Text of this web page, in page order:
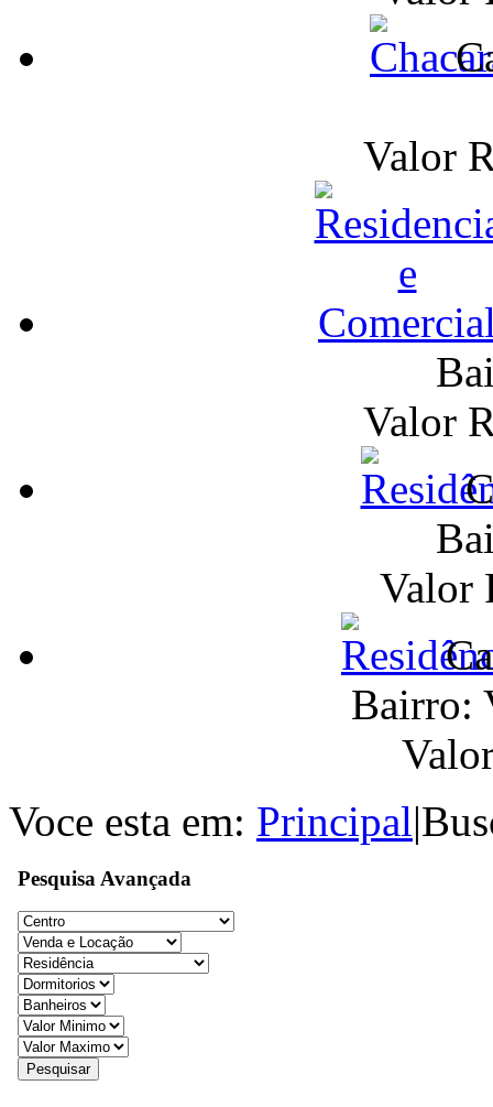
Valor
Valor
Valor
Bairro:
Voce esta em: Principal|
Pesquisa Avançada